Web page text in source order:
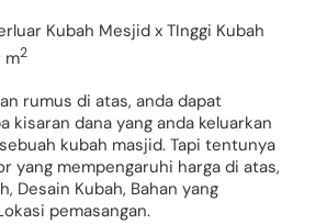
Kubah Mesjid x TInggi Kubah
m2
rumus di atas, anda dapat
kisaran dana yang anda keluarkan
kubah masjid. Tapi tentunya
yang mempengaruhi harga di atas,
Desain Kubah, Bahan yang
pemasangan.